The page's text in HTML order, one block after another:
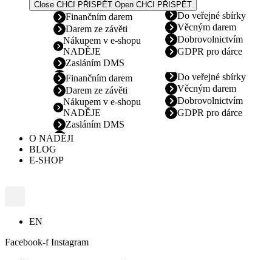
Close CHCI PŘISPĚT Open CHCI PŘISPĚT
Finančním darem
Darem ze závěti
Nákupem v e-shopu
NADĚJE
Zasláním DMS
Do veřejné sbírky
Věcným darem
Dobrovolnictvím
GDPR pro dárce
Finančním darem
Darem ze závěti
Nákupem v e-shopu
NADĚJE
Zasláním DMS
Do veřejné sbírky
Věcným darem
Dobrovolnictvím
GDPR pro dárce
O NADĚJI
BLOG
E-SHOP
EN
Facebook-f Instagram